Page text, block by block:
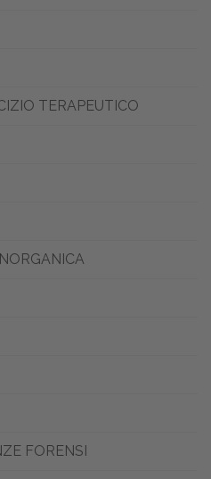
TERAPEUTICO
FORENSI